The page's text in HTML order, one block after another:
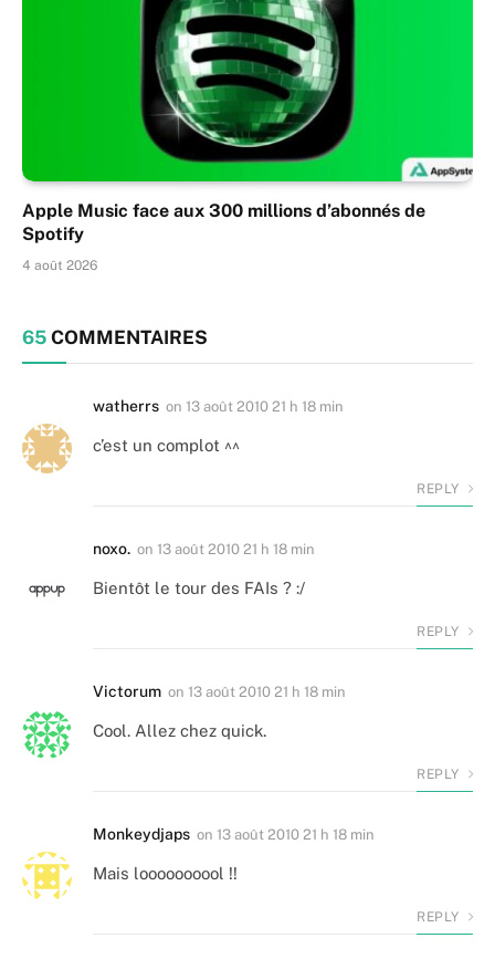
Apple Music face aux 300 millions d’abonnés de
Spotify
4 août 2026
65 COMMENTAIRES
watherrs on 13 août 2010 21 h 18 min
c’est un complot ^^
REPLY
noxo. on 13 août 2010 21 h 18 min
Bientôt le tour des FAIs ? :/
REPLY
Victorum on 13 août 2010 21 h 18 min
Cool. Allez chez quick.
REPLY
Monkeydjaps on 13 août 2010 21 h 18 min
Mais loooooooool !!
REPLY